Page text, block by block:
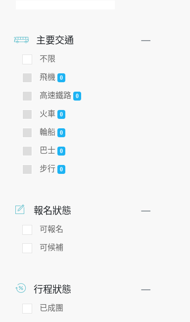
主要交通
不限
飛機 0
高速鐵路 0
火車 0
輪船 0
巴士 0
步行 0
報名狀態
可報名
可候補
行程狀態
已成團